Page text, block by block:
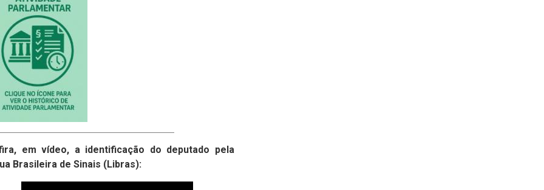
em vídeo, a identificação do deputado pela
Brasileira de Sinais (Libras):